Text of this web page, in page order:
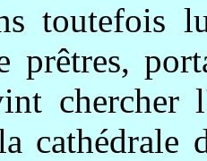
toutefois
prêtres,
cathédrale